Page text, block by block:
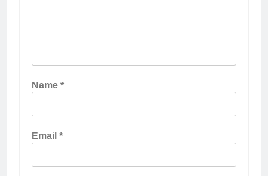
Name*
Email*